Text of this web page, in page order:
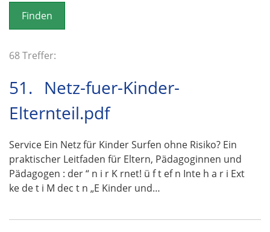
o
n
68 Treffer:
51. Netz-fuer-Kinder-
Elternteil.pdf
Service Ein Netz für Kinder Surfen ohne Risiko? Ein
praktischer Leitfaden für Eltern, Pädagoginnen und
Pädagogen : der “ n i r K rnet! ü f t ef n Inte h a r i Ext
ke de t i M dec t n „E Kinder und…